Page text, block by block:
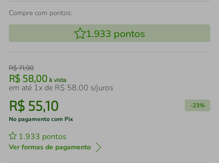
Compre com pontos:
1.933 pontos
R$71,90
R$ 58,00 à vista
em até 1x de R$ 58,00 s/juros
R$ 55,10 -23%
No pagamento com Pix
1.933 pontos
Ver formas de pagamento